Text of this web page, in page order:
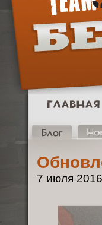
7 июля